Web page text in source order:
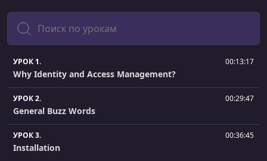
Поиск
УРОК 1. 00:13:17
Why Identity and Access Management?
УРОК 2. 00:29:47
General Buzz Words
УРОК 3. 00:36:45
Installation